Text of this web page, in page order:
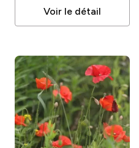
Rareté
Couvre-sol et talus
Potager
Voir le détail